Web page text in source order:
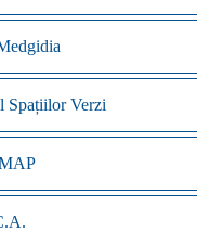
Spațiilor Verzi